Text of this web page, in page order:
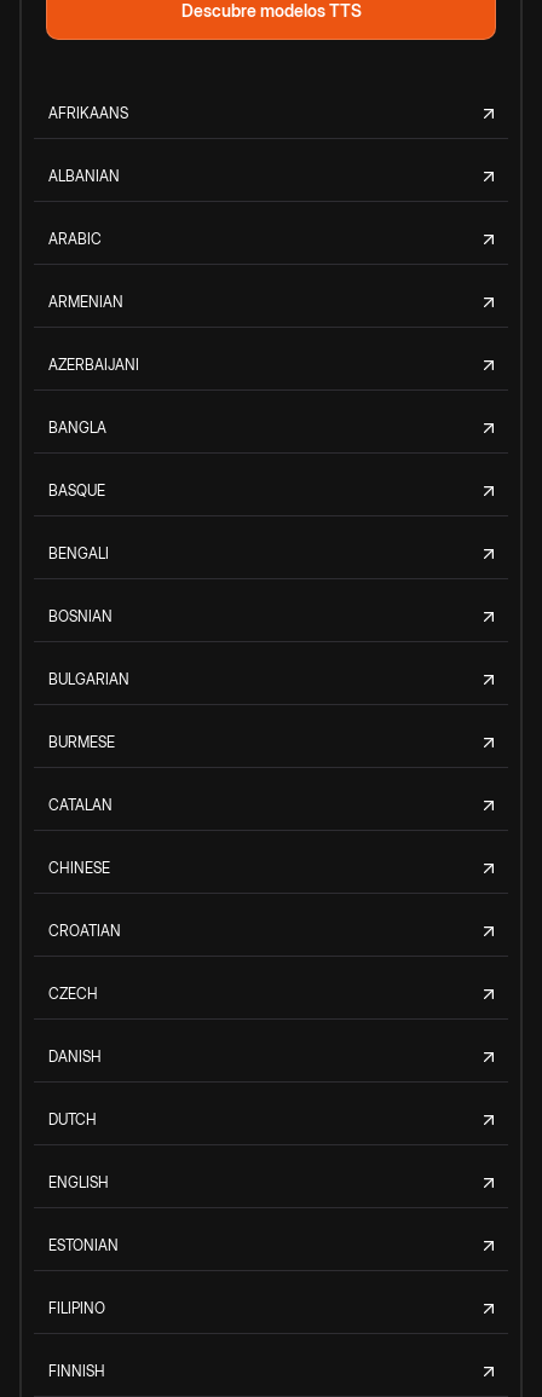
Descubre modelos TTS
AFRIKAANS
ALBANIAN
ARABIC
ARMENIAN
AZERBAIJANI
BANGLA
BASQUE
BENGALI
BOSNIAN
BULGARIAN
BURMESE
CATALAN
CHINESE
CROATIAN
CZECH
DANISH
DUTCH
ENGLISH
ESTONIAN
FILIPINO
FINNISH